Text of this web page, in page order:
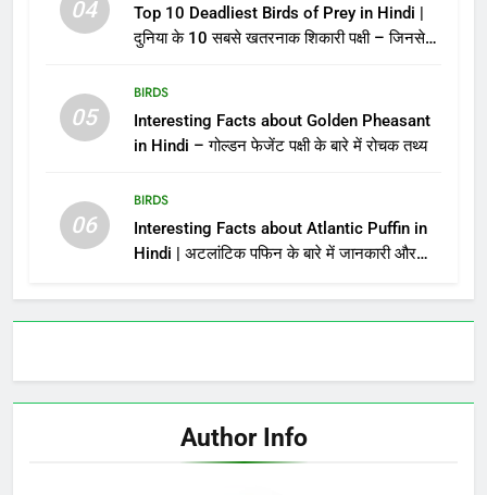
04
Top 10 Deadliest Birds of Prey in Hindi |
दुनिया के 10 सबसे खतरनाक शिकारी पक्षी – जिनसे
05
BIRDS
Interesting Facts about Golden Pheasant
in Hindi – गोल्डन फेजेंट पक्षी के बारे में रोचक तथ्य
06
BIRDS
Interesting Facts about Atlantic Puffin in
Hindi | अटलांटिक पफिन के बारे में जानकारी और
Author Info